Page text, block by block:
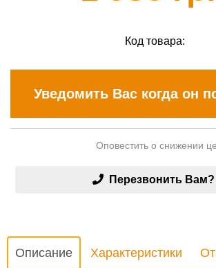
Код товара:
Уведомить Вас когда он
Оповестить о снижении
Перезвонить Вам?
Описание Характеристики